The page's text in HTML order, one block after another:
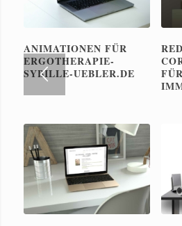
ANIMATIONEN FÜR
ERGOTHERAPIE-
SYBILLE-UEBLER.DE